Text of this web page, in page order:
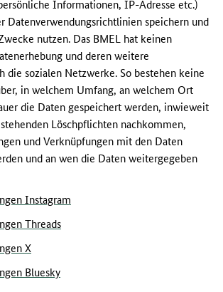
Informationen, IP-Adresse etc.)
Datenverwendungsrichtlinien speichern und
nutzen. Das BMEL hat keinen
und deren weitere
die sozialen Netzwerke. So bestehen keine
in welchem Umfang, an welchem Ort
die Daten gespeichert werden, inwieweit
Löschpflichten nachkommen,
und Verknüpfungen mit den Daten
und an wen die Daten weitergegeben
Instagram
Threads
X
Bluesky